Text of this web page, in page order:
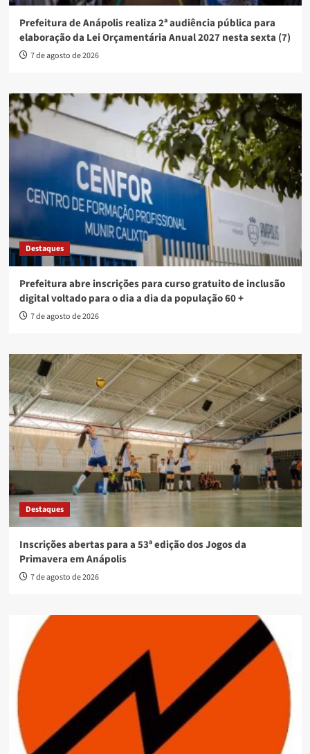
Prefeitura de Anápolis realiza 2ª audiência pública para
elaboração da Lei Orçamentária Anual 2027 nesta sexta (7)
7 de agosto de 2026
Destaques
Prefeitura abre inscrições para curso gratuito de inclusão
digital voltado para o dia a dia da população 60 +
7 de agosto de 2026
Destaques
Inscrições abertas para a 53ª edição dos Jogos da
Primavera em Anápolis
7 de agosto de 2026